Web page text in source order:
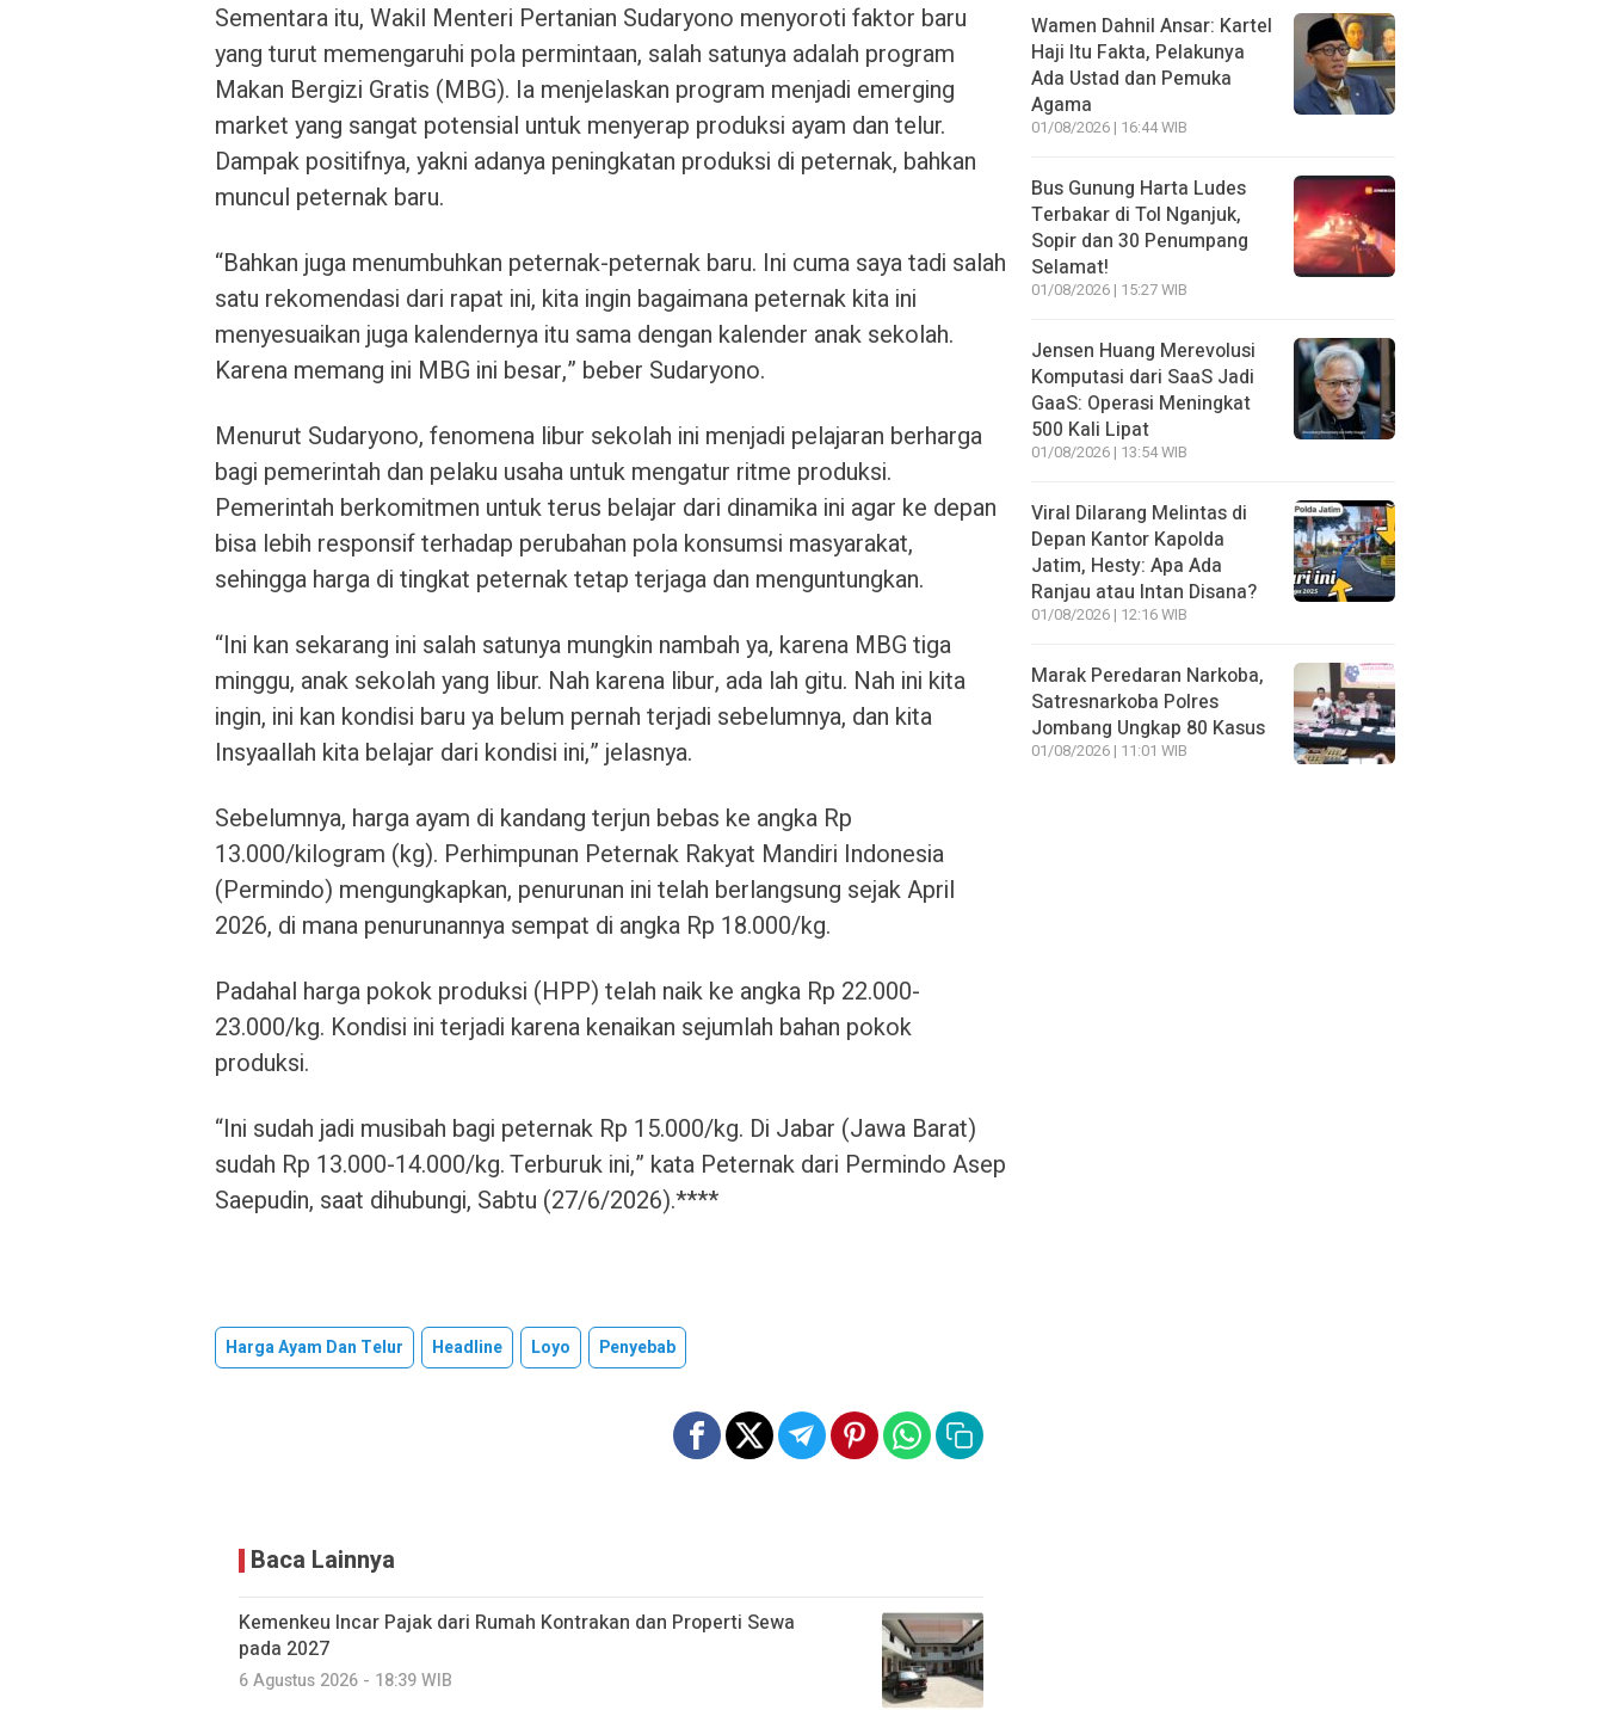
Sementara itu, Wakil Menteri Pertanian Sudaryono menyoroti faktor baru
yang turut memengaruhi pola permintaan, salah satunya adalah program
Makan Bergizi Gratis (MBG). Ia menjelaskan program menjadi emerging
market yang sangat potensial untuk menyerap produksi ayam dan telur.
Dampak positifnya, yakni adanya peningkatan produksi di peternak, bahkan
muncul peternak baru.
“Bahkan juga menumbuhkan peternak-peternak baru. Ini cuma saya tadi salah
satu rekomendasi dari rapat ini, kita ingin bagaimana peternak kita ini
menyesuaikan juga kalendernya itu sama dengan kalender anak sekolah.
Karena memang ini MBG ini besar,” beber Sudaryono.
Menurut Sudaryono, fenomena libur sekolah ini menjadi pelajaran berharga
bagi pemerintah dan pelaku usaha untuk mengatur ritme produksi.
Pemerintah berkomitmen untuk terus belajar dari dinamika ini agar ke depan
bisa lebih responsif terhadap perubahan pola konsumsi masyarakat,
sehingga harga di tingkat peternak tetap terjaga dan menguntungkan.
“Ini kan sekarang ini salah satunya mungkin nambah ya, karena MBG tiga
minggu, anak sekolah yang libur. Nah karena libur, ada lah gitu. Nah ini kita
ingin, ini kan kondisi baru ya belum pernah terjadi sebelumnya, dan kita
Insyaallah kita belajar dari kondisi ini,” jelasnya.
Sebelumnya, harga ayam di kandang terjun bebas ke angka Rp
13.000/kilogram (kg). Perhimpunan Peternak Rakyat Mandiri Indonesia
(Permindo) mengungkapkan, penurunan ini telah berlangsung sejak April
2026, di mana penurunannya sempat di angka Rp 18.000/kg.
Padahal harga pokok produksi (HPP) telah naik ke angka Rp 22.000-
23.000/kg. Kondisi ini terjadi karena kenaikan sejumlah bahan pokok
produksi.
“Ini sudah jadi musibah bagi peternak Rp 15.000/kg. Di Jabar (Jawa Barat)
sudah Rp 13.000-14.000/kg. Terburuk ini,” kata Peternak dari Permindo Asep
Saepudin, saat dihubungi, Sabtu (27/6/2026).****
Harga Ayam Dan Telur Headline Loyo Penyebab
Baca Lainnya
Kemenkeu Incar Pajak dari Rumah Kontrakan dan Properti Sewa
pada 2027
6 Agustus 2026 - 18:39 WIB
Wamen Dahnil Ansar: Kartel
Haji Itu Fakta, Pelakunya
Ada Ustad dan Pemuka
Agama
01/08/2026 | 16:44 WIB
Bus Gunung Harta Ludes
Terbakar di Tol Nganjuk,
Sopir dan 30 Penumpang
Selamat!
01/08/2026 | 15:27 WIB
Jensen Huang Merevolusi
Komputasi dari SaaS Jadi
GaaS: Operasi Meningkat
500 Kali Lipat
01/08/2026 | 13:54 WIB
Viral Dilarang Melintas di
Depan Kantor Kapolda
Jatim, Hesty: Apa Ada
Ranjau atau Intan Disana?
01/08/2026 | 12:16 WIB
Marak Peredaran Narkoba,
Satresnarkoba Polres
Jombang Ungkap 80 Kasus
01/08/2026 | 11:01 WIB